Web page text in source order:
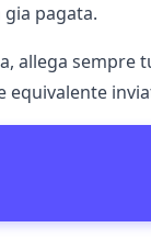
pagata.
allega sempre
equivalente